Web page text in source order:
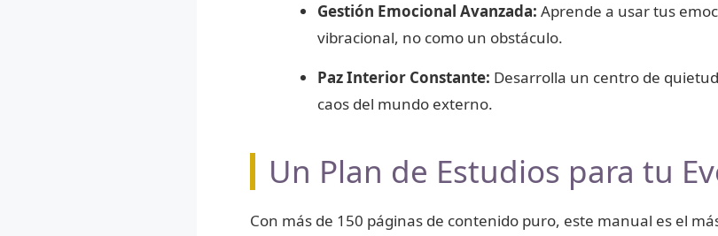
Gestión Emocional Avanzada: Aprende a usar tus
vibracional, no como un obstáculo.
Paz Interior Constante: Desarrolla un centro de
caos del mundo externo.
Un Plan de Estudios para tu
Con más de 150 páginas de contenido puro, este manual es el